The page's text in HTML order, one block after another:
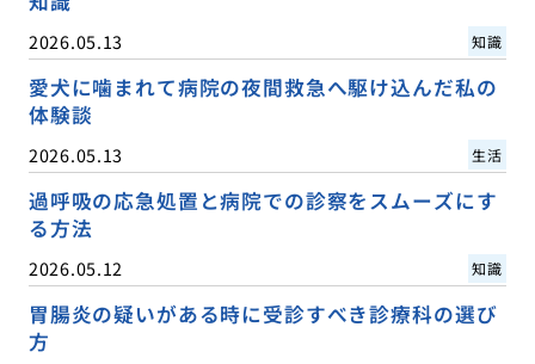
2026.05.13 知識
愛犬に噛まれて病院の夜間救急へ駆け込んだ私の
体験談
2026.05.13 生活
過呼吸の応急処置と病院での診察をスムーズにす
る方法
2026.05.12 知識
胃腸炎の疑いがある時に受診すべき診療科の選び
方